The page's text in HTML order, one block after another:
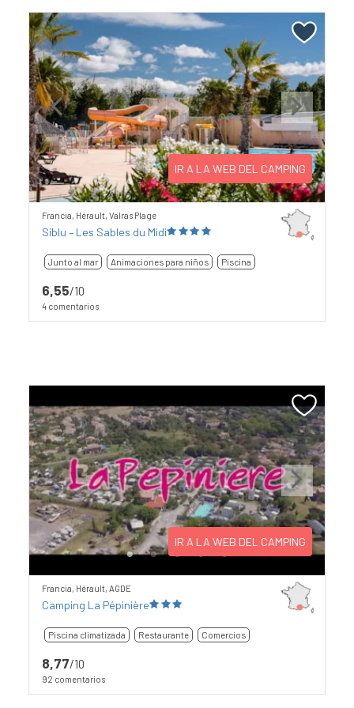
Previous Next
IR A LA WEB DEL CAMPING
Francia, Hérault, Valras Plage
Siblu – Les Sables du Midi
Junto al mar Animaciones para niños Piscina
6,55/10
4 comentarios
Previous Next
IR A LA WEB DEL CAMPING
Francia, Hérault, AGDE
Camping La Pépinière
Piscina climatizada Restaurante Comercios
8,77/10
92 comentarios